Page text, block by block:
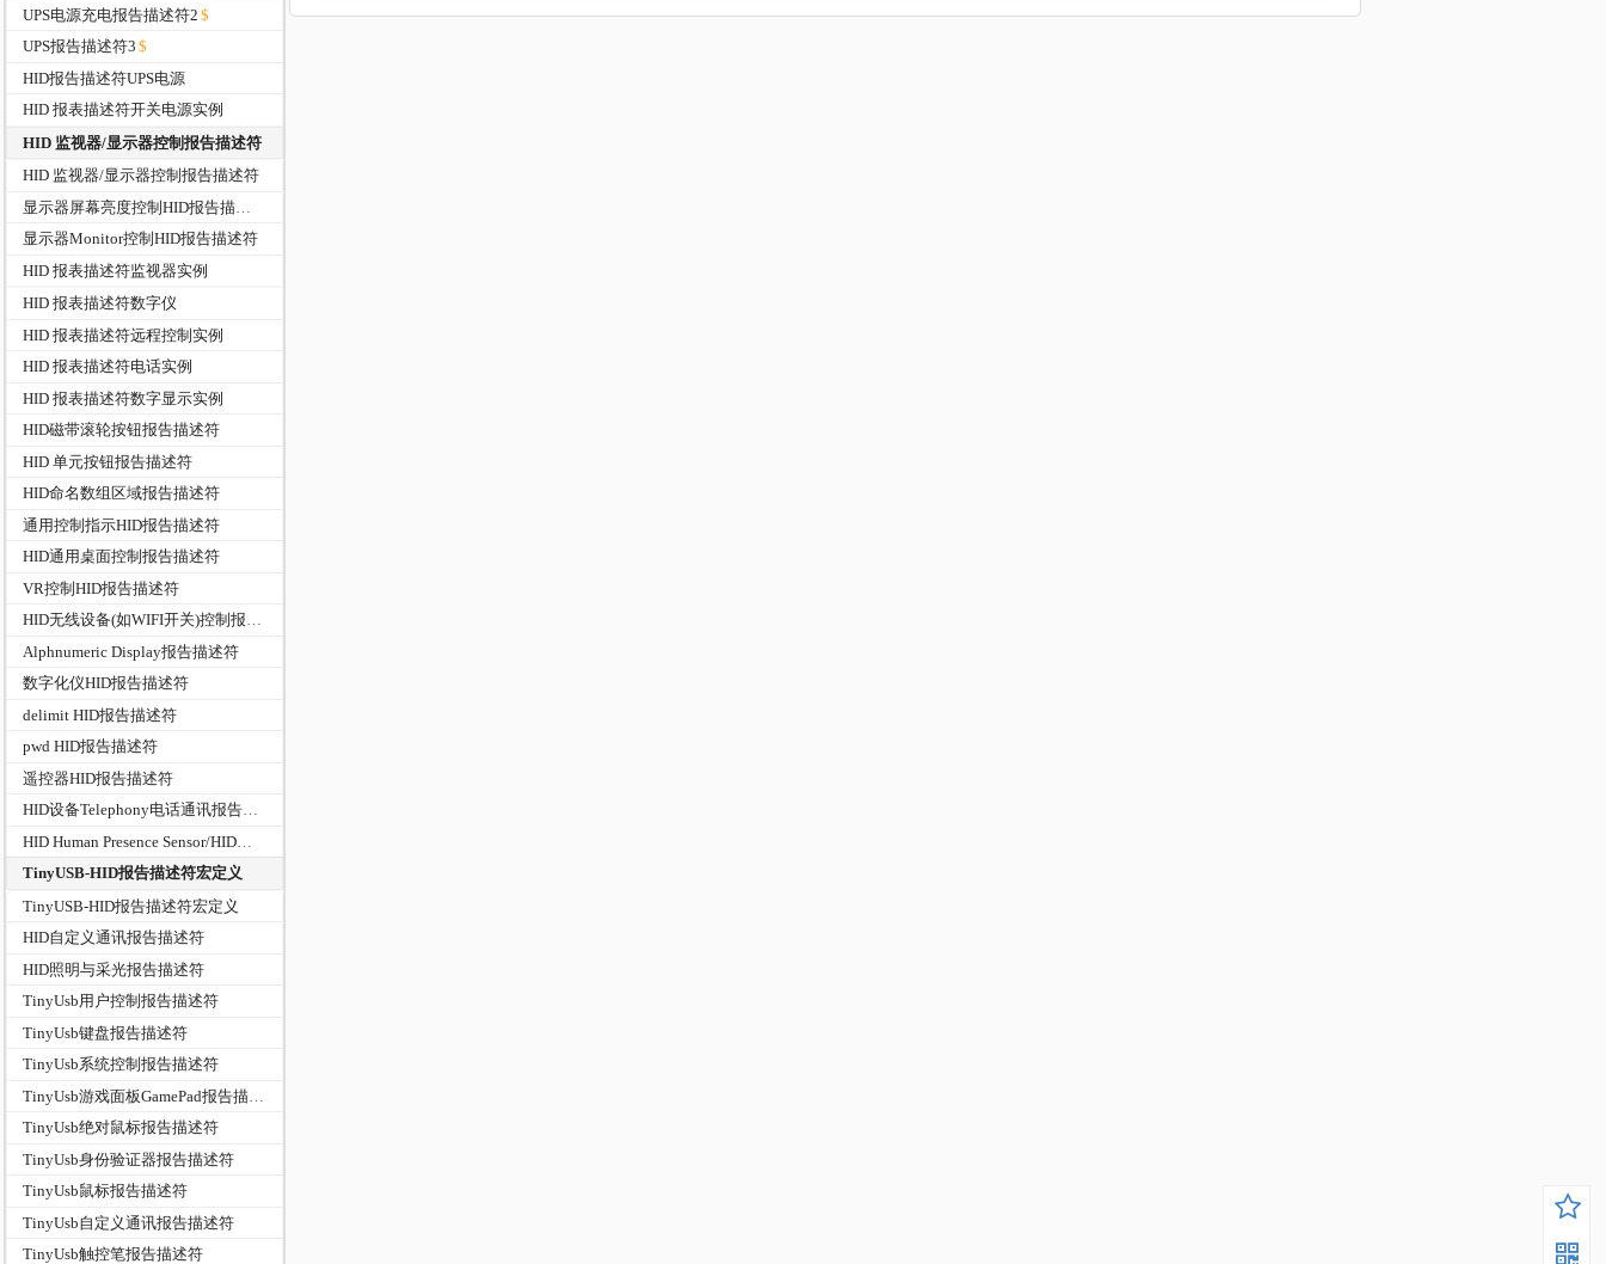
UPS电源充电报告描述符2
UPS报告描述符3
HID报告描述符UPS电源
HID 报表描述符开关电源实例
HID 监视器/显示器控制报告描述符
HID 监视器/显示器控制报告描述符
显示器Monitor控制HID报告描述符
HID 报表描述符监视器实例
HID 报表描述符数字仪
HID 报表描述符远程控制实例
HID 报表描述符电话实例
HID 报表描述符数字显示实例
HID磁带滚轮按钮报告描述符
HID 单元按钮报告描述符
HID命名数组区域报告描述符
通用控制指示HID报告描述符
HID通用桌面控制报告描述符
VR控制HID报告描述符
HID无线设备(如WIFI开关)控制报告描述符
Alphnumeric Display报告描述符
数字化仪HID报告描述符
delimit HID报告描述符
pwd HID报告描述符
遥控器HID报告描述符
HID设备Telephony电话通讯报告描述符
TinyUSB-HID报告描述符宏定义
TinyUSB-HID报告描述符宏定义
HID自定义通讯报告描述符
HID照明与采光报告描述符
TinyUsb用户控制报告描述符
TinyUsb键盘报告描述符
TinyUsb系统控制报告描述符
TinyUsb绝对鼠标报告描述符
TinyUsb身份验证器报告描述符
TinyUsb鼠标报告描述符
TinyUsb自定义通讯报告描述符
TinyUsb触控笔报告描述符